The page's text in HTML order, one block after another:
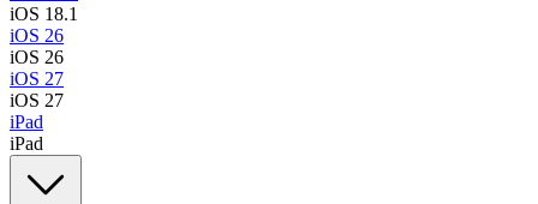
iOS 18.1
iOS 26
iOS 26
iOS 27
iOS 27
iPad
iPad